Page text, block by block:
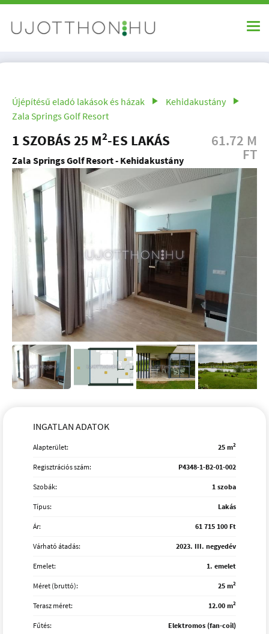
Újépítésű eladó lakások és házak
Kehidakustány
Zala Springs Golf Resort
1 SZOBÁS 25 M2-ES LAKÁS
Zala Springs Golf Resort - Kehidakustány
61.72 M
FT
INGATLAN ADATOK
Alapterület: 25 m2
Regisztrációs szám: P4348-1-B2-01-002
Szobák: 1 szoba
Típus: Lakás
Ár: 61 715 100 Ft
Várható átadás: 2023. III. negyedév
Emelet: 1. emelet
Méret (bruttó): 25 m2
Terasz méret: 12.00 m2
Fűtés: Elektromos (fan-coil)